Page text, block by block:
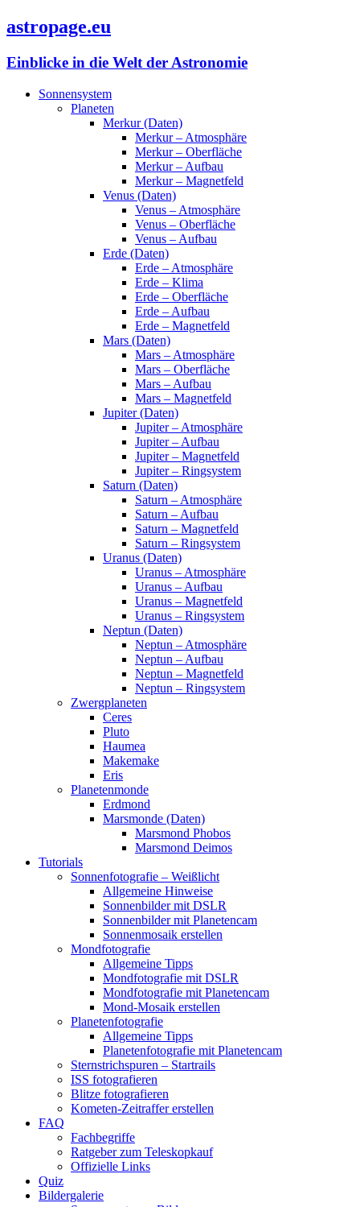
astropage.eu
Einblicke in die Welt der Astronomie
Sonnensystem
Planeten
Merkur (Daten)
Merkur – Atmosphäre
Merkur – Oberfläche
Merkur – Aufbau
Merkur – Magnetfeld
Venus (Daten)
Venus – Atmosphäre
Venus – Oberfläche
Venus – Aufbau
Erde (Daten)
Erde – Atmosphäre
Erde – Klima
Erde – Oberfläche
Erde – Aufbau
Erde – Magnetfeld
Mars (Daten)
Mars – Atmosphäre
Mars – Oberfläche
Mars – Aufbau
Mars – Magnetfeld
Jupiter (Daten)
Jupiter – Atmosphäre
Jupiter – Aufbau
Jupiter – Magnetfeld
Jupiter – Ringsystem
Saturn (Daten)
Saturn – Atmosphäre
Saturn – Aufbau
Saturn – Magnetfeld
Saturn – Ringsystem
Uranus (Daten)
Uranus – Atmosphäre
Uranus – Aufbau
Uranus – Magnetfeld
Uranus – Ringsystem
Neptun (Daten)
Neptun – Atmosphäre
Neptun – Aufbau
Neptun – Magnetfeld
Neptun – Ringsystem
Zwergplaneten
Ceres
Pluto
Haumea
Makemake
Eris
Planetenmonde
Erdmond
Marsmonde (Daten)
Marsmond Phobos
Marsmond Deimos
Tutorials
Sonnenfotografie – Weißlicht
Allgemeine Hinweise
Sonnenbilder mit DSLR
Sonnenbilder mit Planetencam
Sonnenmosaik erstellen
Mondfotografie
Allgemeine Tipps
Mondfotografie mit DSLR
Mondfotografie mit Planetencam
Mond-Mosaik erstellen
Planetenfotografie
Allgemeine Tipps
Planetenfotografie mit Planetencam
Sternstrichspuren – Startrails
ISS fotografieren
Blitze fotografieren
Kometen-Zeitraffer erstellen
FAQ
Fachbegriffe
Ratgeber zum Teleskopkauf
Offizielle Links
Quiz
Bildergalerie